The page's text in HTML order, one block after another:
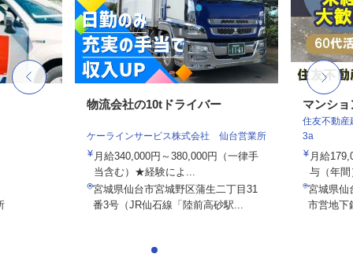
物流会社の10tドライバー
ケーラインサービス株式会社 仙台営業所
月給340,000円～380,000円（一律手
当含む）★経験によ...
宮城県仙台市宮城野区蒲生二丁目31
番3号（JR仙石線「陸前高砂駅...
マンシ
住友不動産
3a
月給
与（年
宮城県仙
市営地下